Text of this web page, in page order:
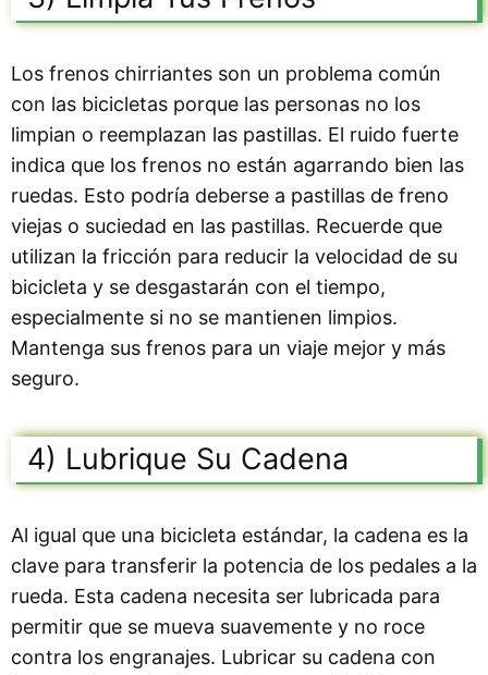
Los frenos chirriantes son un problema común
con las bicicletas porque las personas no los
limpian o reemplazan las pastillas. El ruido fuerte
indica que los frenos no están agarrando bien las
ruedas. Esto podría deberse a pastillas de freno
viejas o suciedad en las pastillas. Recuerde que
utilizan la fricción para reducir la velocidad de su
bicicleta y se desgastarán con el tiempo,
especialmente si no se mantienen limpios.
Mantenga sus frenos para un viaje mejor y más
seguro.
4) Lubrique Su Cadena
Al igual que una bicicleta estándar, la cadena es la
clave para transferir la potencia de los pedales a la
rueda. Esta cadena necesita ser lubricada para
permitir que se mueva suavemente y no roce
contra los engranajes. Lubricar su cadena con